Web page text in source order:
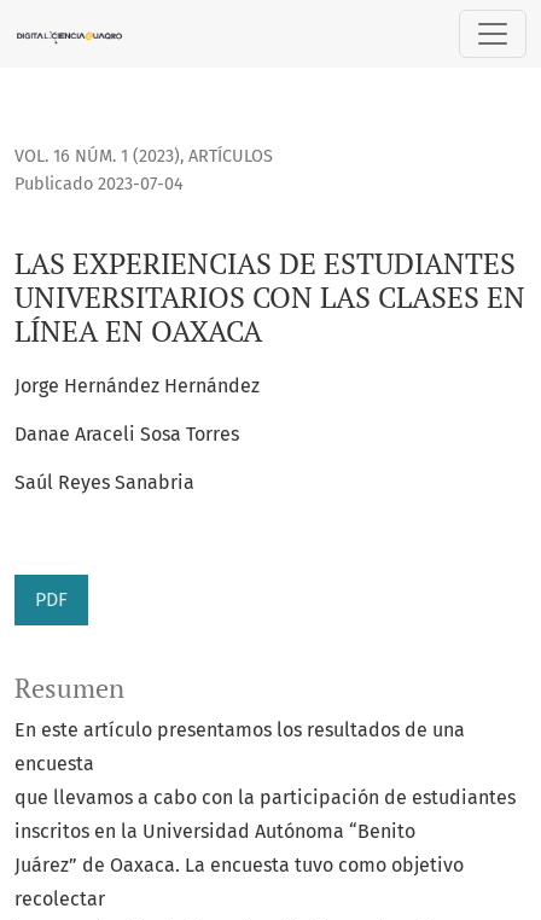
LAS EXPERIENCIAS DE ESTUDIANTES UNIVERSITARIOS CON
VOL. 16 NÚM. 1 (2023), ARTÍCULOS
LAS EXPERIENCIAS DE ESTUDIANTES
UNIVERSITARIOS CON LAS CLASES EN
LÍNEA EN OAXACA
Publicado 2023-07-04
Jorge Hernández Hernández
Danae Araceli Sosa Torres
Saúl Reyes Sanabria
PDF
Resumen
En este artículo presentamos los resultados de una
encuesta
que llevamos a cabo con la participación de estudiantes
inscritos en la Universidad Autónoma “Benito
Juárez” de Oaxaca. La encuesta tuvo como objetivo
recolectar